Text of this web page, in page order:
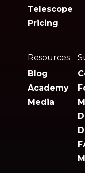
Telescope
Pricing
Resources
Blog
Academy
Media